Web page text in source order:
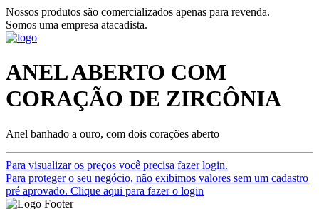
Nossos produtos são comercializados apenas para revenda.
Somos uma empresa atacadista.
ANEL ABERTO COM
CORAÇÃO DE ZIRCÔNIA
Anel banhado a ouro, com dois corações aberto
Para visualizar os preços você precisa fazer login.
Para proteger o seu negócio, não exibimos valores sem um cadastro
pré aprovado. Clique aqui para fazer o login